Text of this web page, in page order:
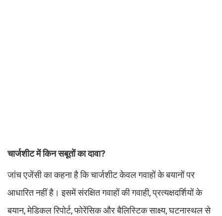
चार्जशीट में किन सबूतों का दावा?
जांच एजेंसी का कहना है कि चार्जशीट केवल गवाहों के बयानों पर
आधारित नहीं है। इसमें संरक्षित गवाहों की गवाही, प्रत्यक्षदर्शियों के
बयान, मेडिकल रिपोर्ट, फोरेंसिक और बैलिस्टिक साक्ष्य, घटनास्थल से